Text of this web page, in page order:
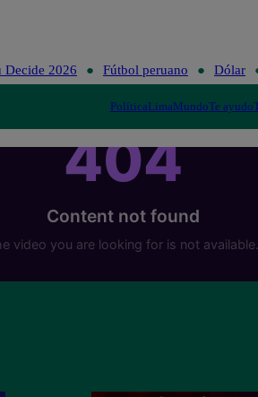
Decide 2026 Fútbol peruano Dólar
PolíticaLimaMundoTe ayudo